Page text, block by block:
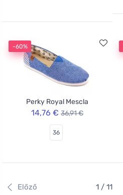
-60%
Perky Royal Mescla
14,76 € 36,91 €
36
Előző 1 / 11